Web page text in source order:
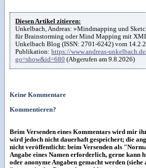
Diesen Artikel zitieren:
Unkelbach, Andreas: »Mindmapping und
für Brainstorming oder Mind Mapping mit
Unkelbach Blog (ISSN: 2701-6242) vom
Publikation:https://www.andreas-
go=show&id=680 (Abgerufen am 9.8.2026)
Keine Kommentare
Kommentieren?
Beim Versenden eines Kommentars wird mir
wird jedoch nicht dauerhaft gespeichert; die
nicht veröffentlicht: beim Versenden als
Angabe eines Namen erforderlich, gerne kann
oder anonyme Angaben gemacht werden (siehe